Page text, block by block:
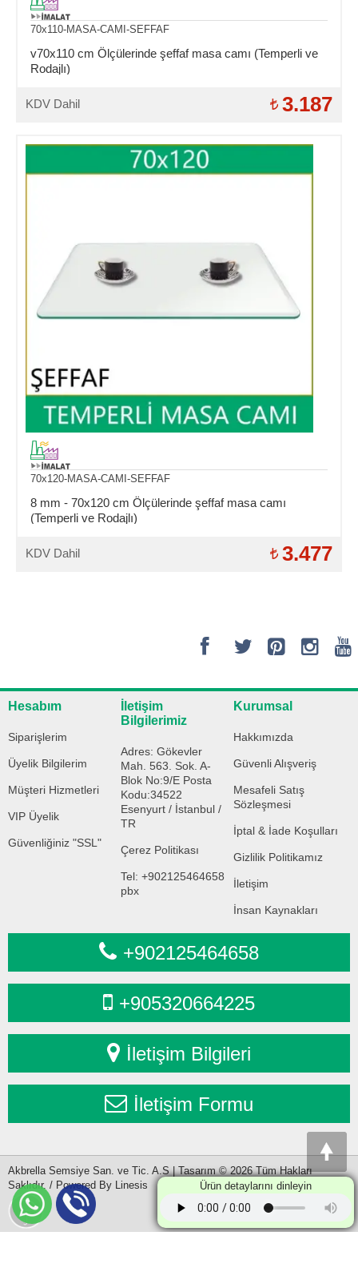
Ürün detaylarını dinleyin
70x110-MASA-CAMI-SEFFAF
v70x110 cm Ölçülerinde şeffaf masa camı (Temperli ve
Rodajlı)
KDV Dahil 3.187
70x120-MASA-CAMI-SEFFAF
8 mm - 70x120 cm Ölçülerinde şeffaf masa camı
(Temperli ve Rodajlı)
KDV Dahil 3.477
Hesabım
Siparişlerim
Üyelik Bilgilerim
Müşteri Hizmetleri
VIP Üyelik
Güvenliğiniz "SSL"
İletişim
Bilgilerimiz
Adres: Gökevler
Mah. 563. Sok. A-
Blok No:9/E Posta
Kodu:34522
Esenyurt / İstanbul /
TR
Çerez Politikası
Tel: +902125464658
pbx
Kurumsal
Hakkımızda
Güvenli Alışveriş
Mesafeli Satış
Sözleşmesi
İptal & İade Koşulları
Gizlilik Politikamız
İletişim
İnsan Kaynakları
+902125464658
+905320664225
İletişim Bilgileri
İletişim Formu
Akbrella Semsiye San. ve Tic. A.S | Tasarım © 2026 Tüm Hakları
Saklıdır. / Powered By Linesis